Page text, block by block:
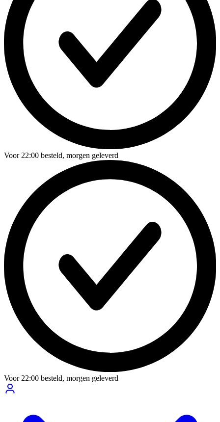
Voor22:00 besteld, morgen geleverd
Voor22:00 besteld, morgen geleverd